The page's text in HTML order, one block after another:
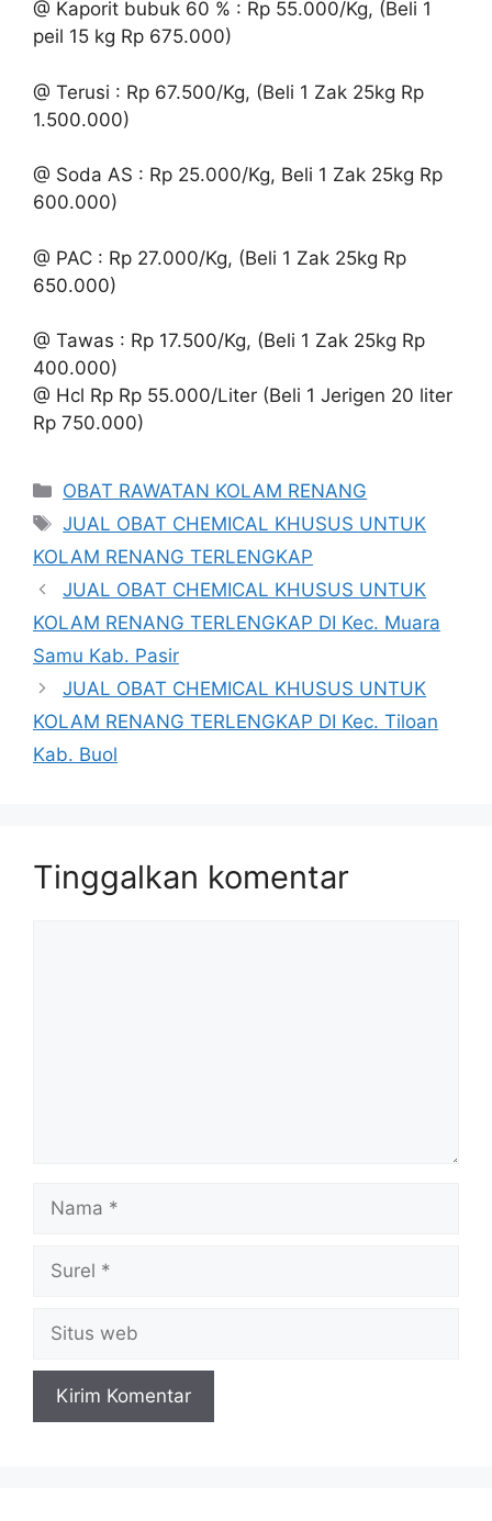
@ Kaporit bubuk 60 % : Rp 55.000/Kg, (Beli 1
peil 15 kg Rp 675.000)
@ Terusi : Rp 67.500/Kg, (Beli 1 Zak 25kg Rp
1.500.000)
@ Soda AS : Rp 25.000/Kg, Beli 1 Zak 25kg Rp
600.000)
@ PAC : Rp 27.000/Kg, (Beli 1 Zak 25kg Rp
650.000)
@ Tawas : Rp 17.500/Kg, (Beli 1 Zak 25kg Rp
400.000)
@ Hcl Rp Rp 55.000/Liter (Beli 1 Jerigen 20 liter
Rp 750.000)
Kategori
OBAT RAWATAN KOLAM RENANG
Tag
JUAL OBAT CHEMICAL KHUSUS UNTUK
KOLAM RENANG TERLENGKAP
JUAL OBAT CHEMICAL KHUSUS UNTUK
KOLAM RENANG TERLENGKAP DI Kec. Muara
Samu Kab. Pasir
JUAL OBAT CHEMICAL KHUSUS UNTUK
KOLAM RENANG TERLENGKAP DI Kec. Tiloan
Kab. Buol
Tinggalkan komentar
Nama
Surel
Situs
web